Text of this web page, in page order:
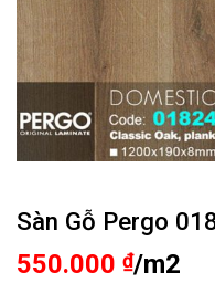
Sàn Gỗ Pergo
550.000 ₫/m2